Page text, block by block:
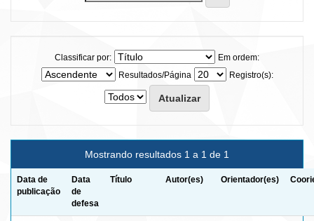
Classificar por:
Em ordem:
Resultados/Página
Registro(s):
Mostrando resultados 1 a 1 de 1
Data de
publicação
Data
de
defesa
Título Autor(es) Orientador(es)